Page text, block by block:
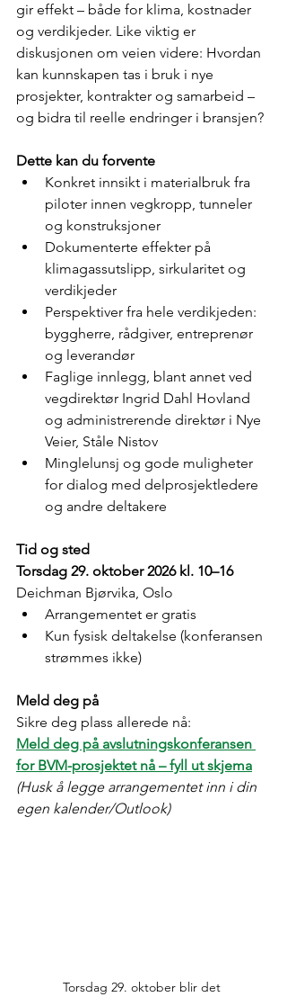
gir effekt – både for klima, kostnader
og verdikjeder. Like viktig er
diskusjonen om veien videre: Hvordan
kan kunnskapen tas i bruk i nye
prosjekter, kontrakter og samarbeid –
og bidra til reelle endringer i bransjen?
Dette kan du forvente
Konkret innsikt i materialbruk fra
piloter innen vegkropp, tunneler
og konstruksjoner
Dokumenterte effekter på
klimagassutslipp, sirkularitet og
verdikjeder
Perspektiver fra hele verdikjeden:
byggherre, rådgiver, entreprenør
og leverandør
Faglige innlegg, blant annet ved
vegdirektør Ingrid Dahl Hovland
og administrerende direktør i Nye
Veier, Ståle Nistov
Minglelunsj og gode muligheter
for dialog med delprosjektledere
og andre deltakere
Tid og sted
Torsdag 29. oktober 2026 kl. 10–16
Deichman Bjørvika, Oslo
Arrangementet er gratis
Kun fysisk deltakelse (konferansen
strømmes ikke)
Meld deg på
Sikre deg plass allerede nå:
Meld deg på avslutningskonferansen
for BVM-prosjektet nå – fyll ut skjema
(Husk å legge arrangementet inn i din
egen kalender/Outlook)
Torsdag 29. oktober blir det